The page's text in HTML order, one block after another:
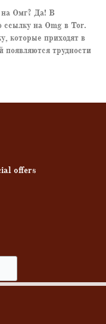
на Омг? Да! В
ссылку на Omg в Tor.
которые приходят в
появляются трудности
offers